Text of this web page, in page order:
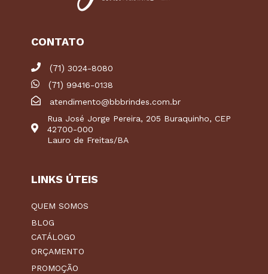
CONTATO
(71) 3024-8080
(71) 99416-0138
atendimento@bbbrindes.com.br
Rua José Jorge Pereira, 205 Buraquinho, CEP
42700-000
Lauro de Freitas/BA
LINKS ÚTEIS
QUEM SOMOS
BLOG
CATÁLOGO
ORÇAMENTO
PROMOÇÃO